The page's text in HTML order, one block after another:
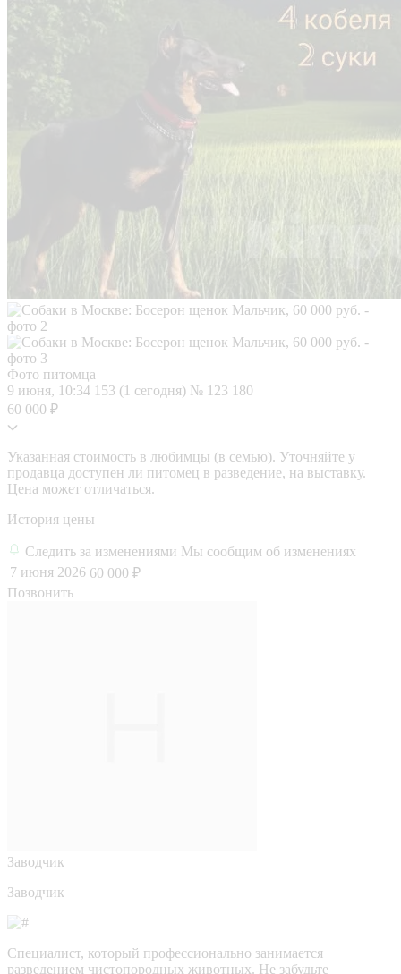
Фото питомца
9 июня, 10:34 153 (1 сегодня) № 123 180
60 000 ₽
Указанная стоимость в любимцы (в семью). Уточняйте у
продавца доступен ли питомец в разведение, на выставку.
Цена может отличаться.
История цены
Следить за изменениями Мы сообщим об изменениях
7 июня 2026 60 000 ₽
Позвонить
Заводчик
Заводчик
Специалист, который профессионально занимается
разведением чистопородных животных. Не забудьте